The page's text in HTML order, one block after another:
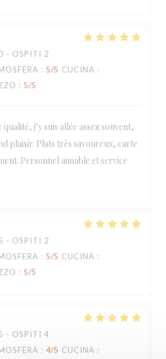
- OSPITI 2
: 5/5 CUCINA :
: 5/5
j’y suis allée assez souvent,
plaisir. Plats très savoureux, carte
Personnel aimable et service
- OSPITI 2
: 5/5 CUCINA :
: 5/5
- OSPITI 4
: 4/5 CUCINA :
by Jem's